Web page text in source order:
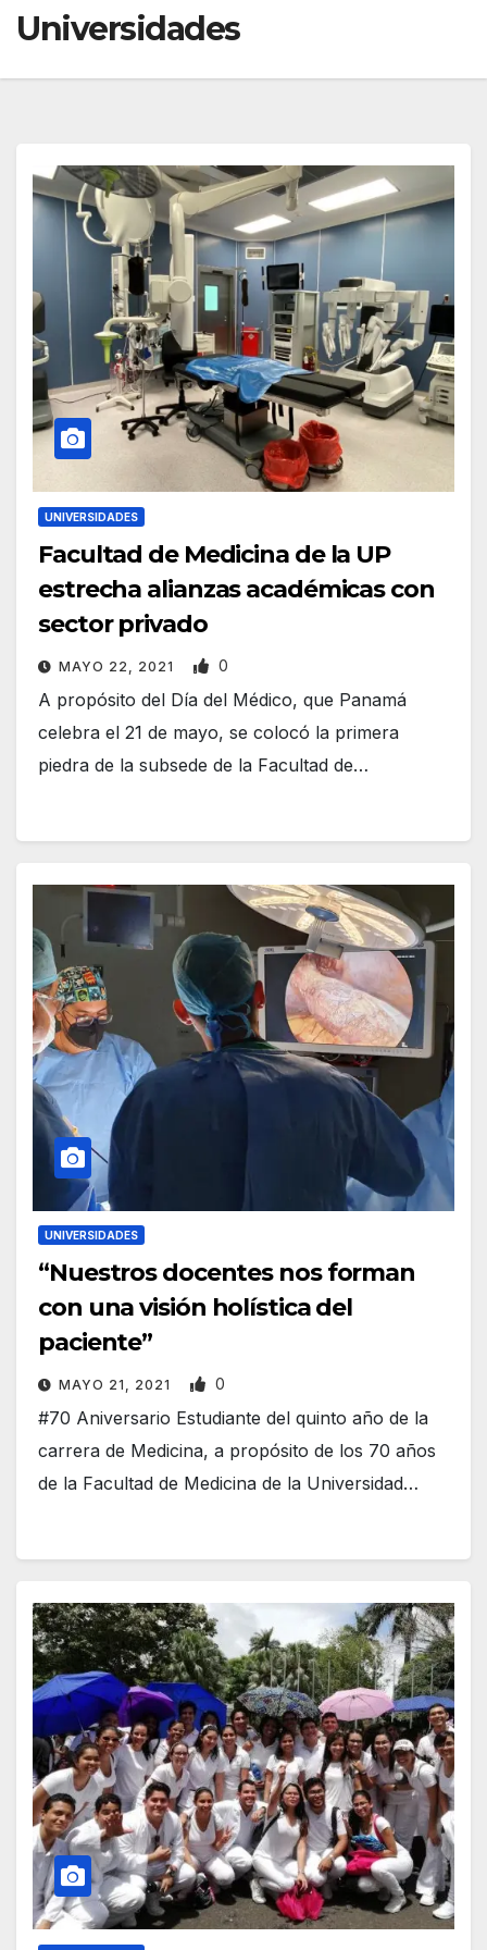
Universidades
UNIVERSIDADES
Facultad de Medicina de la UP
estrecha alianzas académicas con
sector privado
MAYO 22, 2021 0
A propósito del Día del Médico, que Panamá
celebra el 21 de mayo, se colocó la primera
piedra de la subsede de la Facultad de…
UNIVERSIDADES
“Nuestros docentes nos forman
con una visión holística del
paciente”
MAYO 21, 2021 0
#70 Aniversario Estudiante del quinto año de la
carrera de Medicina, a propósito de los 70 años
de la Facultad de Medicina de la Universidad…